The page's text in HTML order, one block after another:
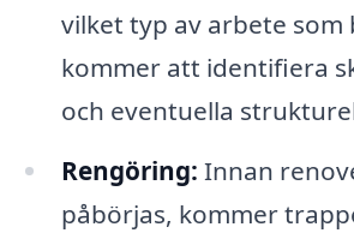
vilket typ av arbete som
kommer att identifiera
och eventuella
Rengöring: Innan
påbörjas, kommer